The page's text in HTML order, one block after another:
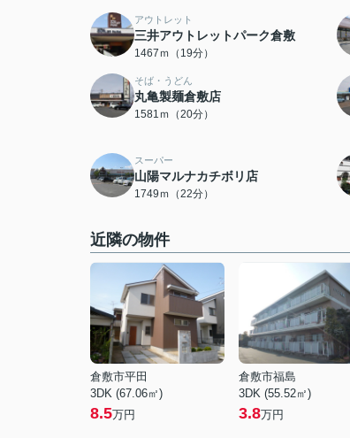
アウトレット
三井アウトレットパーク倉敷
1467ｍ（19分）
そば・うどん
丸亀製麺倉敷店
1581ｍ（20分）
スーパー
山陽マルナカチボリ店
1749ｍ（22分）
近隣の物件
倉敷市平田
3DK (67.06㎡)
8.5万円
倉敷市福島
3DK (55.52㎡)
3.8万円